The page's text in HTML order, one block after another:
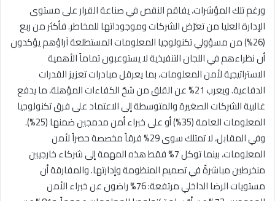
ورغم تلك المؤشرات، يفاقم النقص في صناعة القرار على مستوى
الإدارة العليا من تعرّض الشركات وموجوداتها للمخاطر. فأكثر من ربع
(26%) من مسؤولي تكنولوجيا المعلومات المستطلعة آراؤهم يؤكدون
أن نظراءهم في اللجان التنفيذية لا يستوعبون تماماً الأهمية
الاستراتيجية لأمن المعلومات، بما يعرقل مبادرات تعزيز القدرات
الدفاعية. ويعرب 21% عن القلق من شحّ الكفاءات المؤهلة، ما يدفع
غالبية الشركات الصغيرة والمتوسطة إلى الاعتماد على فرق تكنولوجيا
المعلومات العامة (35%) أو على خبراء أمن مدمجين ضمنها (25%).
وفي المقابل، لا تمتلك سوى 29% فرقاً مخصصة حصراً لأمن
المعلومات، بينما توكل 7% فقط هذه المهمة إلى شركاء خارجيين
منخرطين مباشرةً في تصميم المنظومة وإدارتها. والمفارقة أن
مستويات الرضا الداخلي مرتفعة: 76% راضون عن خبراء الأمن